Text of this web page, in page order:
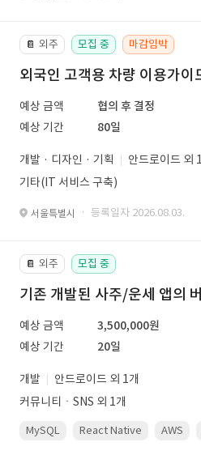
📔 외주 모집 중 마감임박
외국인 고객용 차량 이용가이
예상 금액
협의 후 결정
예상 기간
80일
개발 · 디자인 · 기획
안드로이드 외
기타(IT 서비스 구축)
서울특별시 · 등록일자 2026.08.03.
📔 외주 모집 중
기존 개발된 사주/운세 앱의
예상 금액
3,500,000원
예상 기간
20일
개발
안드로이드 외 1개
커뮤니티ㆍSNS 외 1개
MySQL React Native AWS